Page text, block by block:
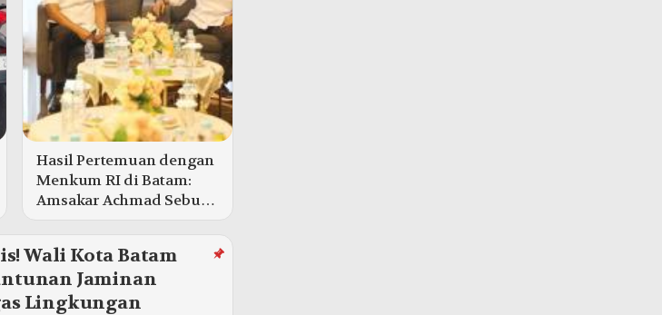
Hasil Pertemuan dengan
Menkum RI di Batam:
Amsakar Achmad Sebut
Terima 4 Regulasi
Spesial dalam 1 Tahun
Wali Kota Batam
Jaminan
Lingkungan